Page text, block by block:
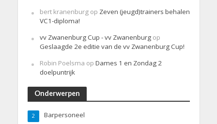
bert kranenburgop Zeven (jeugd)trainers behalen
VC1-diploma!
vv Zwanenburg Cup - vv Zwanenburgop
Geslaagde 2e editie van de vv Zwanenburg Cup!
Robin Poelsma op Dames 1 en Zondag 2
doelpuntrijk
Onderwerpen
Barpersoneel
2